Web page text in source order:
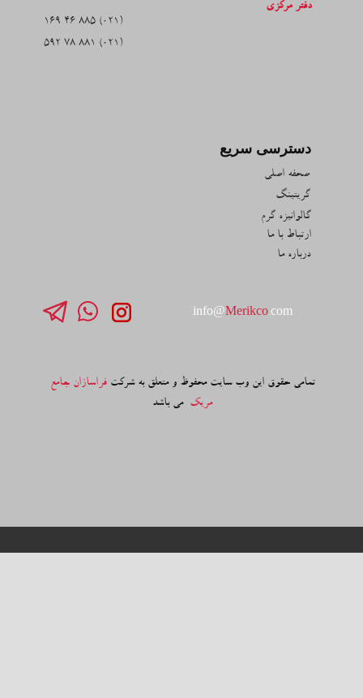
دفتر مرکزی
(021) 881 78 592
(021) 885 46 169
دسترسی سریع
صحفه اصلی
گریتینگ
گالوانیزه گرم
ارتباط با ما
درباره ما
info@Merikco.com
تمامی حقوق این وب سایت محفوظ و متعلق به شرکتفراسازان جامع
مریک می باشد